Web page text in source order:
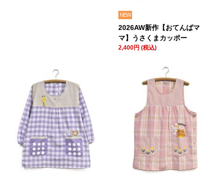
NEW
2026AW新作【おてんばマ
マ】うさくまカッポー
2,400円 (税込)